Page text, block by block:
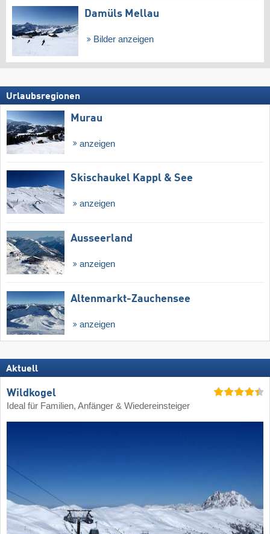
Damüls Mellau
Bilder anzeigen
Urlaubsregionen
Murau
anzeigen
Skischaukel Kappl & See
anzeigen
Ausseerland
anzeigen
Altenmarkt-Zauchensee
anzeigen
Aktuell
Wildkogel
Ideal für Familien, Anfänger & Wiedereinsteiger